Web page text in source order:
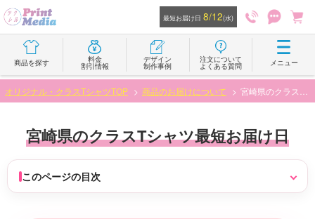
最短お届け日 8/12(水)
商品を探す 料金
割引情報
デザイン
制作事例
注文について
よくある質問 メニュー
オリジナル・クラスTシャツTOP 商品のお届けについて
宮崎県のクラスTシャツ最短お届け日
このページの目次